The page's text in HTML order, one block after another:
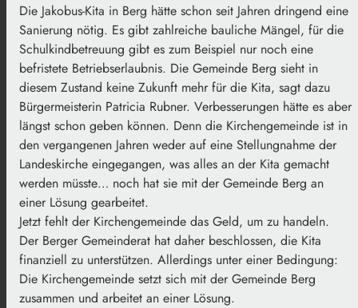
Die Jakobus-Kita in Berg hätte schon seit Jahren dringend eine
Sanierung nötig. Es gibt zahlreiche bauliche Mängel, für die
Schulkindbetreuung gibt es zum Beispiel nur noch eine
befristete Betriebserlaubnis. Die Gemeinde Berg sieht in
diesem Zustand keine Zukunft mehr für die Kita, sagt dazu
Bürgermeisterin Patricia Rubner. Verbesserungen hätte es aber
längst schon geben können. Denn die Kirchengemeinde ist in
den vergangenen Jahren weder auf eine Stellungnahme der
Landeskirche eingegangen, was alles an der Kita gemacht
werden müsste… noch hat sie mit der Gemeinde Berg an
einer Lösung gearbeitet.
Jetzt fehlt der Kirchengemeinde das Geld, um zu handeln.
Der Berger Gemeinderat hat daher beschlossen, die Kita
finanziell zu unterstützen. Allerdings unter einer Bedingung:
Die Kirchengemeinde setzt sich mit der Gemeinde Berg
zusammen und arbeitet an einer Lösung.